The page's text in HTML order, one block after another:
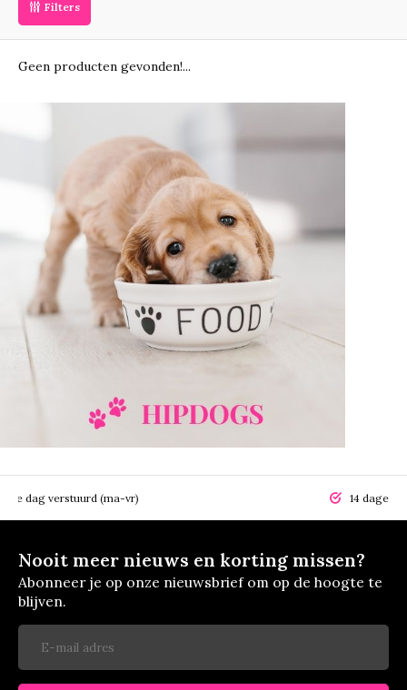
Filters
Geen producten gevonden!...
dag verstuurd (ma-vr) 14 dagen
Nooit meer nieuws en korting missen?
Abonneer je op onze nieuwsbrief om op de hoogte te
blijven.